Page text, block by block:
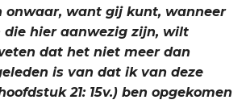
onwaar, want gij kunt, wanneer
die hier aanwezig zijn, wilt
dat het niet meer dan
is van dat ik van deze
21: 15v.) ben opgekomen